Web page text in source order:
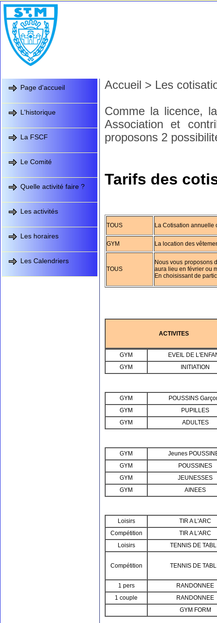
Page d'accueil
L'historique
La FSCF
Le Comité
Quelle activité faire ?
Les activités
Les horaires
Les Calendriers
Accueil > Les
Comme la licence,
Association et
proposons 2
Tarifs des
TOUS La Cotisation annuelle
GYM La location des
TOUS
Nous vous proposons
aura lieu en février ou
En choisissant de
ACTIVITES
GYM
EVEIL DE
GYM
INITIATION
GYM
POUSSINS
GYM
PUPILLES
GYM
ADULTES
GYM
Jeunes
GYM
POUSSINES
GYM
JEUNESSES
GYM
AINEES
Loisirs
TIR A L'ARC
Compétition
TIR A L'ARC
Loisirs
TENNIS DE
Compétition TENNIS DE
1 pers
RANDONNEE
1 couple
RANDONNEE
GYM FORM